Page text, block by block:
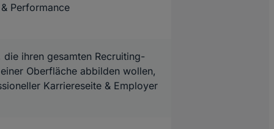
Performance
die ihren gesamten Recruiting-
Oberfläche abbilden wollen,
Karriereseite & Employer